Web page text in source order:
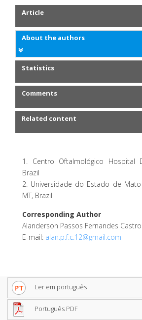
Article
About the authors
Statistics
Comments
Related content
1. Centro Oftalmológico Hospital
Brazil
2. Universidade do Estado de Mato
MT, Brazil
Corresponding Author
Alanderson Passos Fernandes Castro
E-mail: alan.p.f.c.12@gmail.com
Ler em português
Português PDF